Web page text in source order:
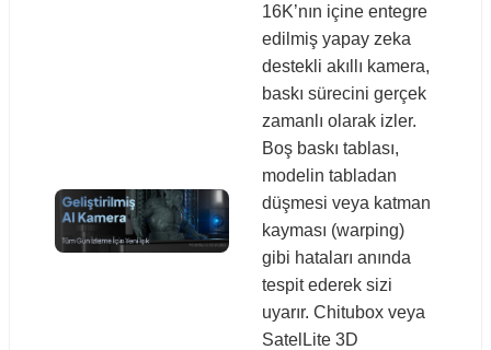
16K’nın içine entegre
edilmiş yapay zeka
destekli akıllı kamera,
baskı sürecini gerçek
zamanlı olarak izler.
Boş baskı tablası,
modelin tabladan
düşmesi veya katman
kayması (warping)
gibi hataları anında
tespit ederek sizi
uyarır. Chitubox veya
SatelLite 3D